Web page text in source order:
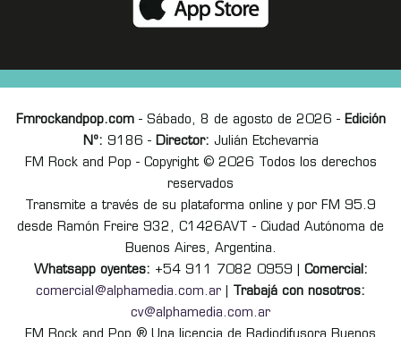
Fmrockandpop.com- Sábado, 8 de agosto de 2026 - Edición
Nº: 9186 - Director: Julián Etchevarria
FM Rock and Pop - Copyright © 2026 Todos los derechos
reservados
Transmite a través de su plataforma online y por FM 95.9
desde Ramón Freire 932, C1426AVT - Ciudad Autónoma de
Buenos Aires, Argentina.
Whatsapp oyentes: +54 911 7082 0959 | Comercial:
comercial@alphamedia.com.ar
Trabajá con nosotros:
cv@alphamedia.com.ar